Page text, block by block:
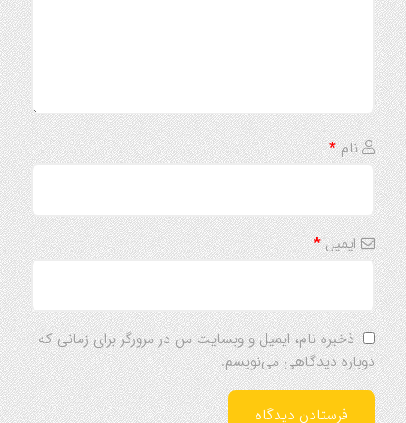
نام*
ایمیل*
ذخیره نام، ایمیل و وبسایت من در مرورگر برای زمانی که
دوباره دیدگاهی می‌نویسم.